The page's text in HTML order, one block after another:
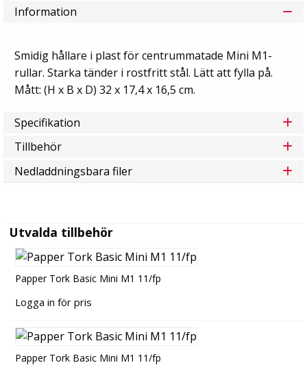
Information
Smidig hållare i plast för centrummatade Mini M1-
rullar. Starka tänder i rostfritt stål. Lätt att fylla på.
Mått: (H x B x D) 32 x 17,4 x 16,5 cm.
Specifikation
Tillbehör
Nedladdningsbara filer
Utvalda tillbehör
Papper Tork Basic Mini M1 11/fp
Logga in för pris
Papper Tork Basic Mini M1 11/fp